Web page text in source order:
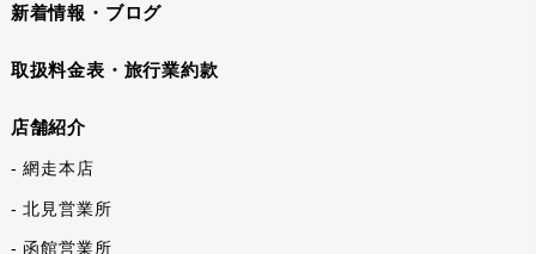
新着情報・ブログ
取扱料金表・旅行業約款
店舗紹介
- 網走本店
- 北見営業所
- 函館営業所